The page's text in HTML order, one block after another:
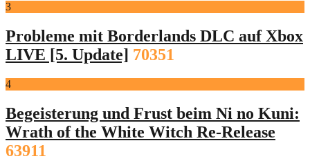
3
Probleme mit Borderlands DLC auf Xbox
LIVE [5. Update] 70351
4
Begeisterung und Frust beim Ni no Kuni:
Wrath of the White Witch Re-Release
63911